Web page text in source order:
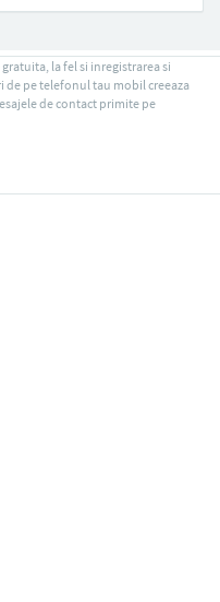
la fel si inregistrarea si
de pe telefonul tau mobil creeaza
de contact primite pe